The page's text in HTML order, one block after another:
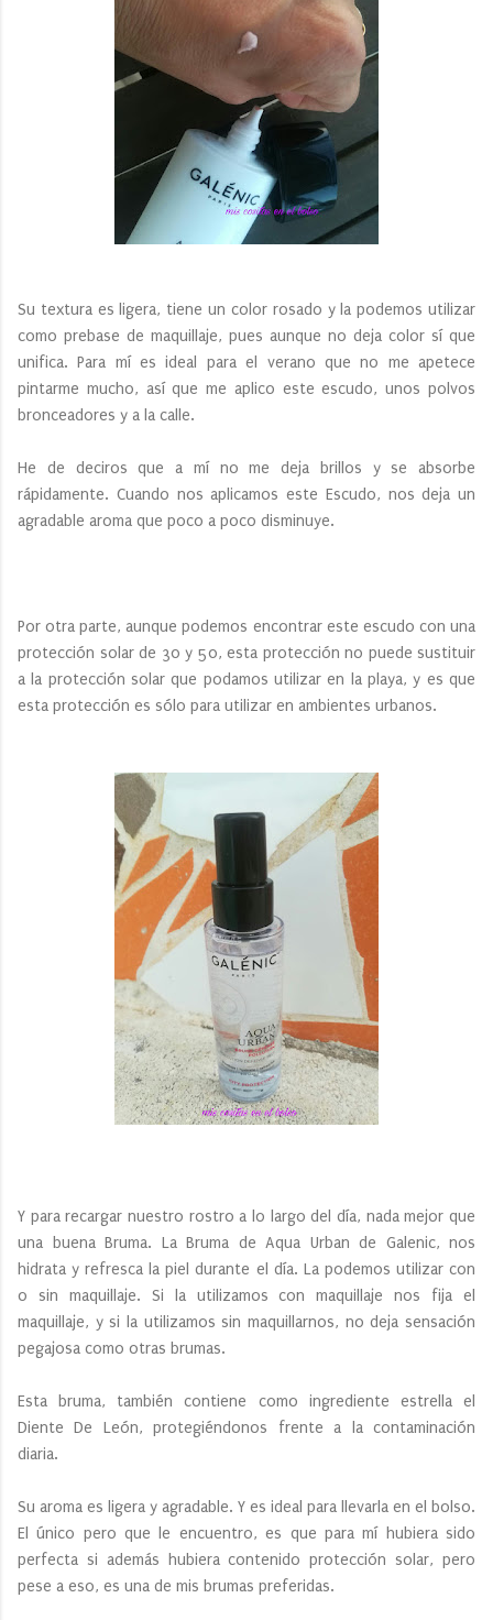
Su textura es ligera, tiene un color rosado y la podemos utilizar
como prebase de maquillaje, pues aunque no deja color sí que
unifica. Para mí es ideal para el verano que no me apetece
pintarme mucho, así que me aplico este escudo, unos polvos
bronceadores y a la calle.
He de deciros que a mí no me deja brillos y se absorbe
rápidamente. Cuando nos aplicamos este Escudo, nos deja un
agradable aroma que poco a poco disminuye.
Por otra parte, aunque podemos encontrar este escudo con una
protección solar de 30 y 50, esta protección no puede sustituir
a la protección solar que podamos utilizar en la playa, y es que
esta protección es sólo para utilizar en ambientes urbanos.
Y para recargar nuestro rostro a lo largo del día, nada mejor que
una buena Bruma. La Bruma de Aqua Urban de Galenic, nos
hidrata y refresca la piel durante el día. La podemos utilizar con
o sin maquillaje. Si la utilizamos con maquillaje nos fija el
maquillaje, y si la utilizamos sin maquillarnos, no deja sensación
pegajosa como otras brumas.
Esta bruma, también contiene como ingrediente estrella el
Diente De León, protegiéndonos frente a la contaminación
diaria.
Su aroma es ligera y agradable. Y es ideal para llevarla en el bolso.
El único pero que le encuentro, es que para mí hubiera sido
perfecta si además hubiera contenido protección solar, pero
pese a eso, es una de mis brumas preferidas.